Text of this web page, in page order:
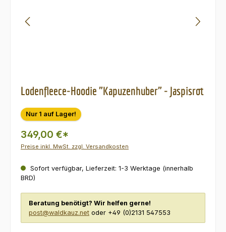
Lodenfleece-Hoodie "Kapuzenhuber" - Jaspisrot
Nur 1 auf Lager!
349,00 €*
Preise inkl. MwSt. zzgl. Versandkosten
Sofort verfügbar, Lieferzeit: 1-3 Werktage (innerhalb
BRD)
Beratung benötigt? Wir helfen gerne!
post@waldkauz.net oder +49 (0)2131 547553